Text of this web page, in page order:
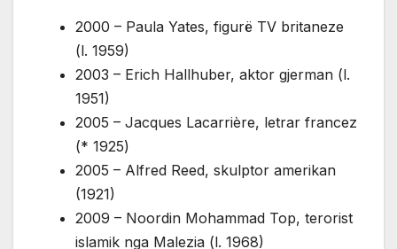
2000 – Paula Yates, figurë TV britaneze
(l. 1959)
2003 – Erich Hallhuber, aktor gjerman (l.
1951)
2005 – Jacques Lacarrière, letrar francez
(* 1925)
2005 – Alfred Reed, skulptor amerikan
(1921)
2009 – Noordin Mohammad Top, terorist
islamik nga Malezia (l. 1968)